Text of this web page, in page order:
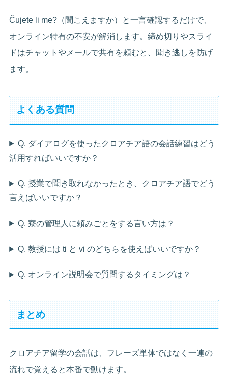
Čujete li me?（聞こえますか）と一言確認するだけで、
オンライン特有の不安が解消します。締め切りやスライ
ドはチャットやメールで共有を頼むと、聞き逃しを防げ
ます。
よくある質問
Q. ダイアログを使ったクロアチア語の会話練習はどう
活用すればいいですか？
Q. 授業で聞き取れなかったとき、クロアチア語でどう
言えばいいですか？
Q. 寮の管理人に頼みごとをする言い方は？
Q. 教授には ti と vi のどちらを使えばいいですか？
Q. オンライン説明会で質問するタイミングは？
まとめ
クロアチア留学の会話は、フレーズ単体ではなく一連の
流れで覚えると本番で動けます。